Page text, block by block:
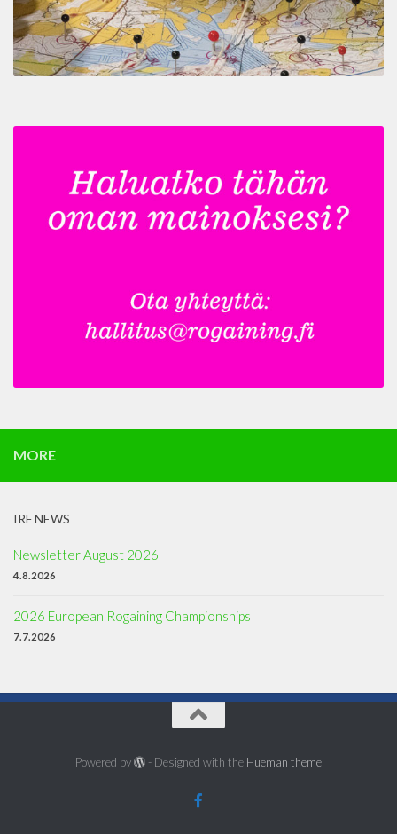
MORE
IRF NEWS
Newsletter August 2026
4.8.2026
2026 European Rogaining Championships
7.7.2026
Powered by - Designed with the Hueman theme